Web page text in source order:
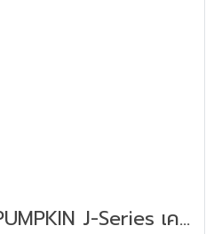
PUMPKIN J-Series เครื่องเจียรมือ 4″ 1100 W. สวิตซ์ท้าย J-G1100W (50227)